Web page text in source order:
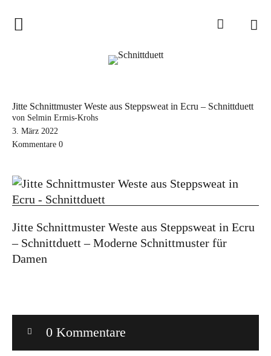
Home
Schnittduett Magazin
Tipps zur Schnittanpassung
Wir sagen Danke und Good
Jitte Schnittmuster Weste aus Steppsweat in Ecru – Schnittduett
von Selmin Ermis-Krohs
3. März 2022
Kommentare 0
Jitte Schnittmuster Weste aus Steppsweat in Ecru
– Schnittduett – Moderne Schnittmuster für
Damen
0 Kommentare